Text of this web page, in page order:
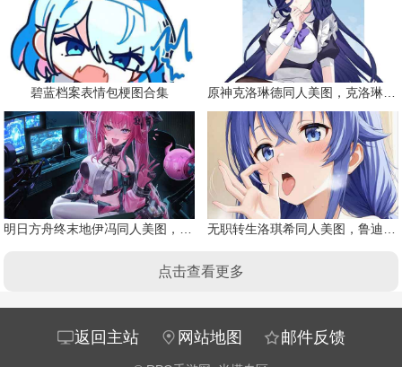
碧蓝档案表情包梗图合集
点击查看更多
返回主站 网站地图 邮件反馈